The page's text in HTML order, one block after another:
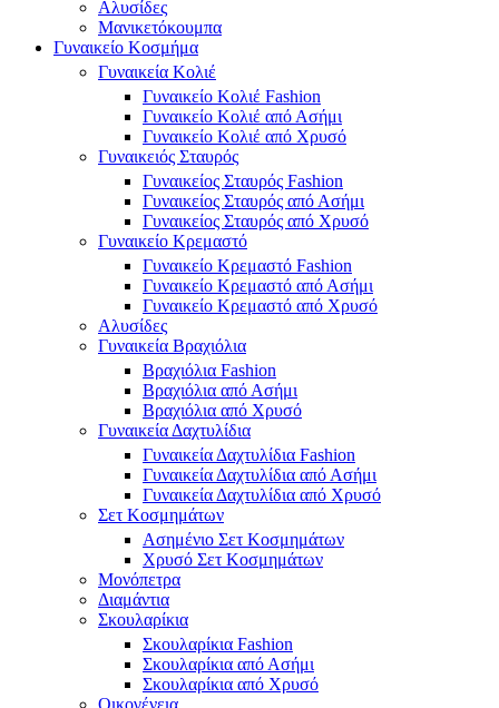
Αλυσίδες
Μανικετόκουμπα
Γυναικείο Κοσμήμα
Γυναικεία Κολιέ
Γυναικείο Κολιέ Fashion
Γυναικείο Κολιέ από Ασήμι
Γυναικείο Κολιέ από Χρυσό
Γυναικειός Σταυρός
Γυναικείος Σταυρός Fashion
Γυναικείος Σταυρός από Ασήμι
Γυναικείος Σταυρός από Χρυσό
Γυναικείο Κρεμαστό
Γυναικείο Κρεμαστό Fashion
Γυναικείο Κρεμαστό από Ασήμι
Γυναικείο Κρεμαστό από Χρυσό
Αλυσίδες
Γυναικεία Βραχιόλια
Βραχιόλια Fashion
Βραχιόλια από Ασήμι
Βραχιόλια από Χρυσό
Γυναικεία Δαχτυλίδια
Γυναικεία Δαχτυλίδια Fashion
Γυναικεία Δαχτυλίδια από Ασήμι
Γυναικεία Δαχτυλίδια από Χρυσό
Σετ Κοσμημάτων
Ασημένιο Σετ Κοσμημάτων
Χρυσό Σετ Κοσμημάτων
Μονόπετρα
Διαμάντια
Σκουλαρίκια
Σκουλαρίκια Fashion
Σκουλαρίκια από Ασήμι
Σκουλαρίκια από Χρυσό
Οικογένεια